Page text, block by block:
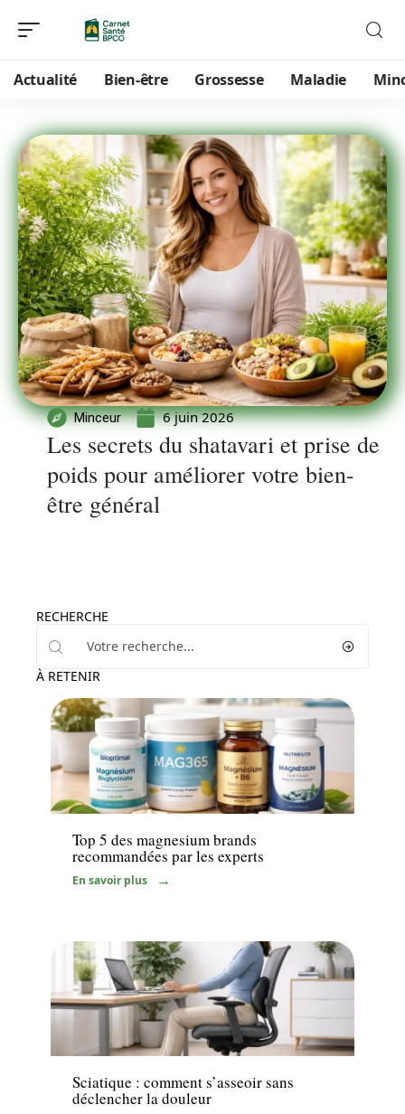
Actualité Bien-être Grossesse Maladie
Minceur 6 juin 2026
Les secrets du shatavari et prise de
poids pour améliorer votre bien-
être général
RECHERCHE
À RETENIR
Bien-être
Top 5 des magnesium brands
recommandées par les experts
En savoir plus
Sciatique : comment s’asseoir sans
déclencher la douleur